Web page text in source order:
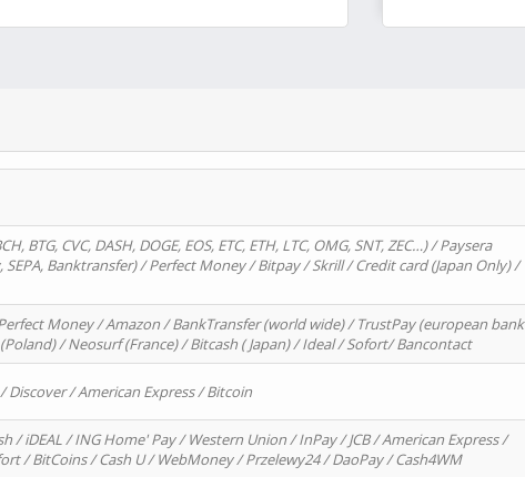
BTG, CVC, DASH, DOGE, EOS, ETC, ETH, LTC, OMG, SNT, ZEC…) / Paysera
Banktransfer) / Perfect Money / Bitpay / Skrill / Credit card (Japan Only) /
Money / Amazon / BankTransfer (world wide) / TrustPay (european bank
/ Neosurf (France) / Bitcash ( Japan) / Ideal / Sofort/ Bancontact
/ American Express / Bitcoin
/ iDEAL / ING Home' Pay / Western Union / InPay / JCB / American Express /
/ BitCoins / Cash U / WebMoney / Przelewy24 / DaoPay / Cash4WM